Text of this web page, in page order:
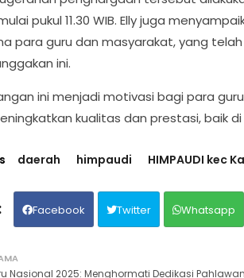
pukul 11.30 WIB. Elly juga
para guru dan masyarakat, yang
ini.
ini menjadi motivasi bagi para
kualitas dan prestasi, baik
daerah himpaudi HIMPAUDI kec
Facebook Twitter Whatsapp
Nasional 2025: Menghormati Dedikasi Pahlawan